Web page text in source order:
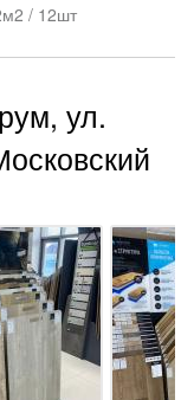
/ 12шт
ул.